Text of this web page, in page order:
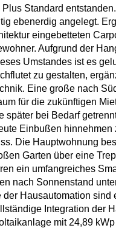
Plus Standard
ebenerdig angelegt.
eingebetteten
Aufgrund der
Umstandes ist es
zu gestalten,
Eine große nach
für die zukünftigen
später bei Bedarf
Einbußen
Die Hauptwohnung
Garten über eine
ein umfangreiches
nach Sonnenstand
der Hausautomation
Integration der
mit 24,89